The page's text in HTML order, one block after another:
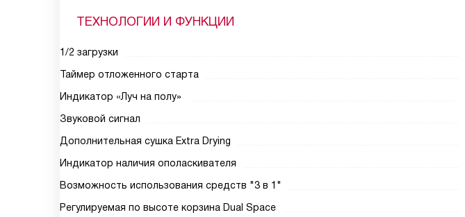
ТЕХНОЛОГИИ И ФУНКЦИИ
1/2 загрузки
Таймер отложенного старта
Индикатор «Луч на полу»
Звуковой сигнал
Дополнительная сушка Extra Drying
Индикатор наличия ополаскивателя
Возможность использования средств "3 в 1"
Регулируемая по высоте корзина Dual Space